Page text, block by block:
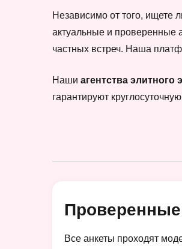
Независимо от того, ищете
актуальные и проверенные
частных встреч. Наша
Наши агентства элитного
гарантируют
Все анкеты проходят